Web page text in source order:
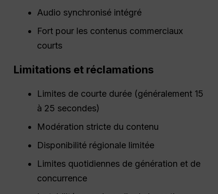
Audio synchronisé intégré
Fort pour les contenus commerciaux
courts
Limitations et réclamations
Limites de courte durée (généralement 15
à 25 secondes)
Modération stricte du contenu
Disponibilité régionale limitée
Limites quotidiennes de génération et de
concurrence